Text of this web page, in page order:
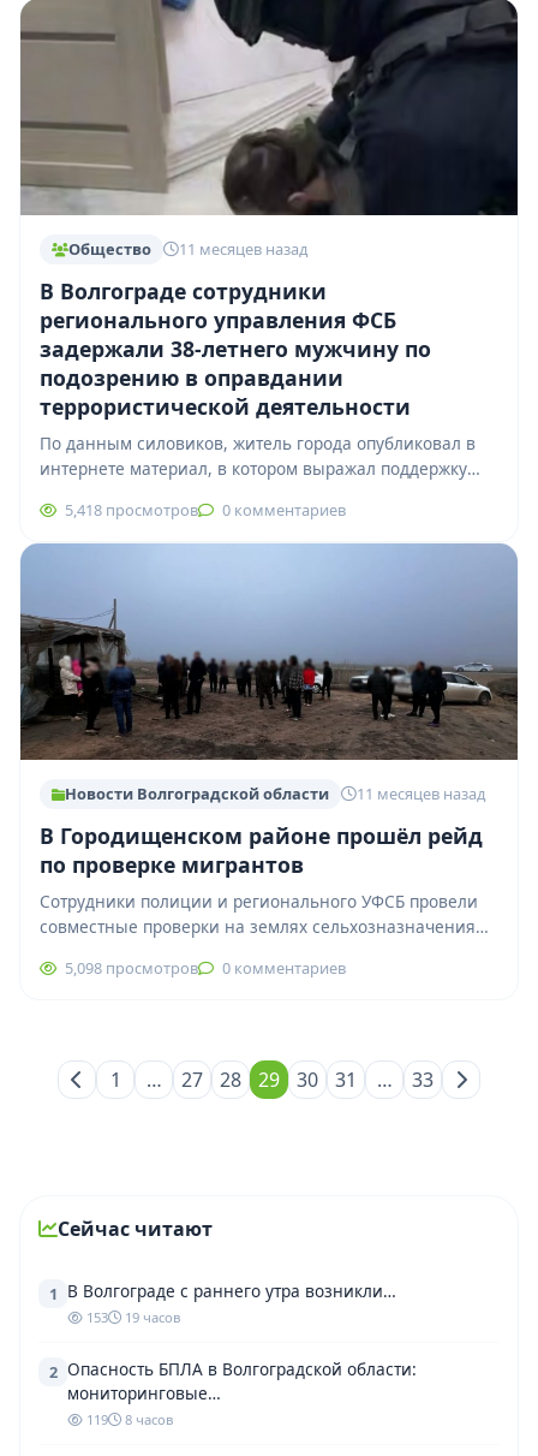
Общество 11 месяцев назад
В Волгограде сотрудники
регионального управления ФСБ
задержали 38-летнего мужчину по
подозрению в оправдании
террористической деятельности
По данным силовиков, житель города опубликовал в
интернете материал, в котором выражал поддержку
военизированному националистическому
объединению…
5,418 просмотров 0 комментариев
Новости Волгоградской области 11 месяцев назад
В Городищенском районе прошёл рейд
по проверке мигрантов
Сотрудники полиции и регионального УФСБ провели
совместные проверки на землях сельхозназначения
соблюдением трудового…
5,098 просмотров 0 комментариев
1 … 27 28 29 30 31 … 33
Сейчас читают
1 В Волгограде с раннего утра возникли…
153 19 часов
2 Опасность БПЛА в Волгоградской области:
мониторинговые…
119 8 часов